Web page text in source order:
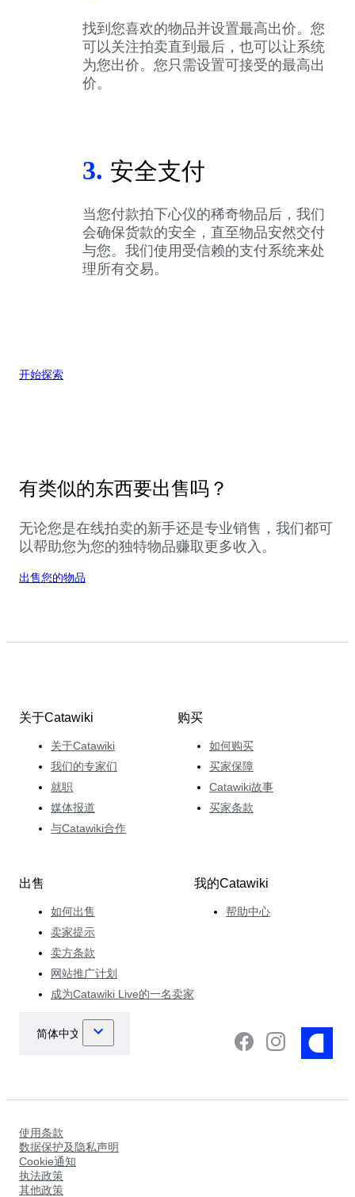
找到您喜欢的物品并设置最高出价。您
可以关注拍卖直到最后，也可以让系统
为您出价。您只需设置可接受的最高出
价。
3. 安全支付
当您付款拍下心仪的稀奇物品后，我们
会确保货款的安全，直至物品安然交付
与您。我们使用受信赖的支付系统来处
理所有交易。
开始探索
有类似的东西要出售吗？
无论您是在线拍卖的新手还是专业销售，我们都可
以帮助您为您的独特物品赚取更多收入。
出售您的物品
关于Catawiki
关于Catawiki
我们的专家们
就职
媒体报道
与Catawiki合作
购买
如何购买
买家保障
Catawiki故事
买家条款
出售
如何出售
卖家提示
卖方条款
网站推广计划
成为Catawiki Live的一名卖家
我的Catawiki
帮助中心
使用条款
数据保护及隐私声明
Cookie通知
执法政策
其他政策